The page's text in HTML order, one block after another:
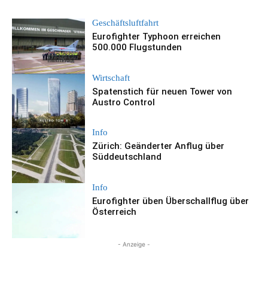
Geschäftsluftfahrt
Eurofighter Typhoon erreichen
500.000 Flugstunden
Wirtschaft
Spatenstich für neuen Tower von
Austro Control
Info
Zürich: Geänderter Anflug über
Süddeutschland
Info
Eurofighter üben Überschallflug über
Österreich
- Anzeige -